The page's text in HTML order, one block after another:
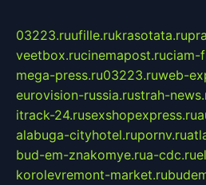
03223.ruufille.rukrasotata.ru
veetbox.rucinemapost.ruciam-
mega-press.ru03223.ruweb-
eurovision-russia.rustrah-
itrack-24.rusexshopexpress.ru
alabuga-cityhotel.rupornv.ru
bud-em-znakomye.rua-cdc.ru
korolevremont-market.ru